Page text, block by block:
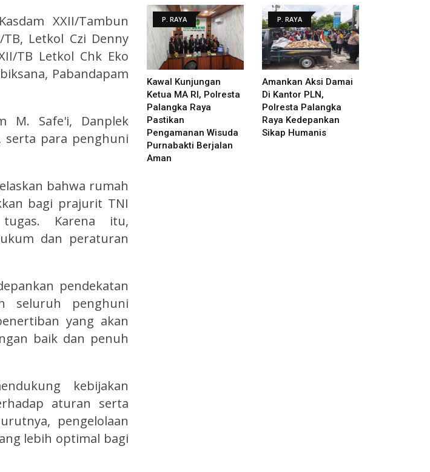
XXII/Tambun
Letkol Czi Denny
TB Letkol Chk Eko
Pabandapam
M. Safe'i, Danplek
serta para penghuni
bahwa rumah
bagi prajurit TNI
Karena itu,
dan peraturan
pendekatan
seluruh penghuni
yang akan
baik dan penuh
kebijakan
aturan serta
pengelolaan
lebih optimal bagi
P. RAYA
Kawal Kunjungan
Ketua MA RI, Polresta
Palangka Raya
Pastikan
Pengamanan Wisuda
Purnabakti Berjalan
Aman
P. RAYA
Amankan Aksi Damai
Di Kantor PLN,
Polresta Palangka
Raya Kedepankan
Sikap Humanis